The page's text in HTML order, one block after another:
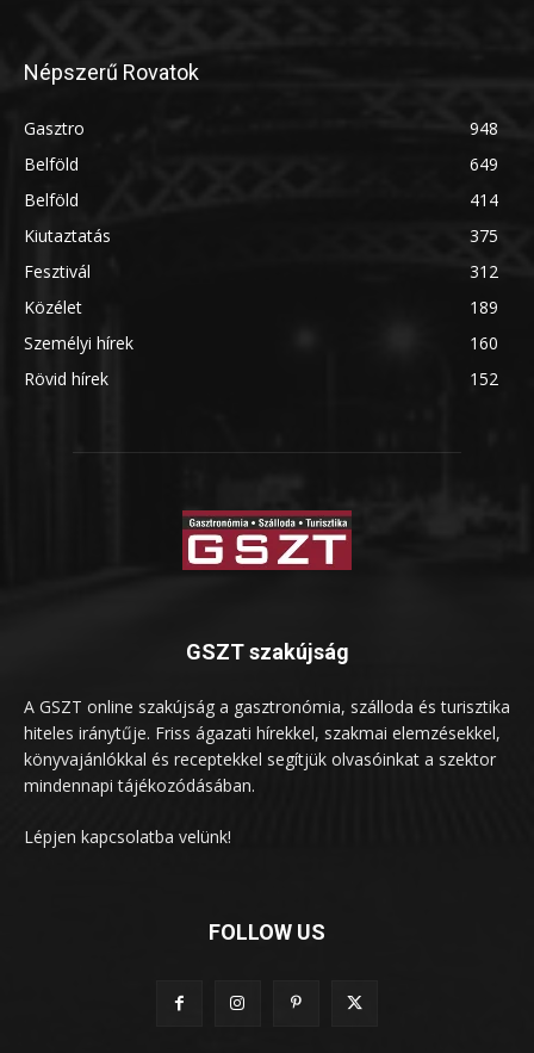
Népszerű Rovatok
Gasztro
948
Belföld
649
Belföld
414
Kiutaztatás
375
Fesztivál
312
Közélet
189
Személyi hírek
160
Rövid hírek
152
GSZT szakújság
A GSZT online szakújság a gasztronómia, szálloda és turisztika
hiteles iránytűje. Friss ágazati hírekkel, szakmai elemzésekkel,
könyvajánlókkal és receptekkel segítjük olvasóinkat a szektor
mindennapi tájékozódásában.
Lépjen kapcsolatba velünk!
FOLLOW US